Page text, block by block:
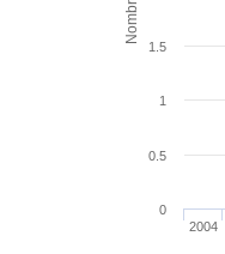
Nombre
2004
0
0.5
1
1.5